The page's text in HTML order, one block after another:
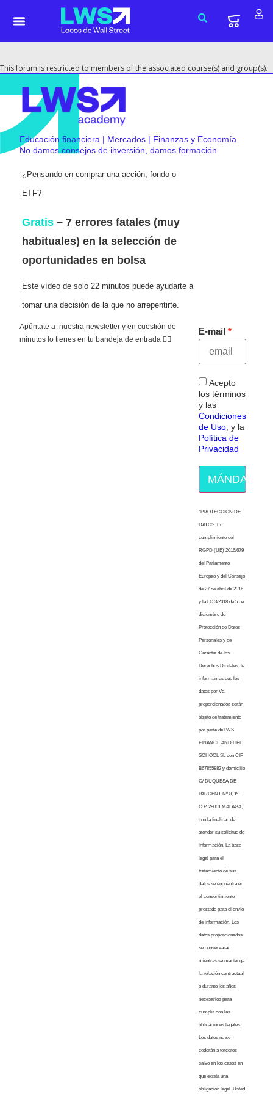
This forum is restricted to members of the associated course(s) and group(s).
Educación financiera | Mercados | Finanzas y Economía
No damos consejos de inversión, damos formación
¿Pensando en comprar una acción, fondo o
ETF?
Gratis – 7 errores fatales (muy
habituales) en la selección de
oportunidades en bolsa
Este vídeo de solo 22 minutos puede ayudarte a
tomar una decisión de la que no arrepentirte.
Apúntate a nuestra newsletter y en cuestión de
minutos lo tienes en tu bandeja de entrada 👇🏻
E-mail
Acepto
los términos
y las
Condiciones
de Uso, y la
Política de
Privacidad
MÁNDAME
“PROTECCION DE
DATOS: En
cumplimiento del
RGPD (UE) 2016/679
del Parlamento
Europeo y del Consejo
de 27 de abril de 2016
y la LO 3/2018 de 5 de
diciembre de
Protección de Datos
Personales y de
Garantía de los
Derechos Digitales, le
informamos que los
datos por Vd.
proporcionados serán
objeto de tratamiento
por parte de LWS
FINANCE AND LIFE
SCHOOL SL con CIF
B67855882 y domicilio
C/ DUQUESA DE
PARCENT Nº 8, 1º,
C.P. 29001 MALAGA,
con la finalidad de
atender su solicitud de
información. La base
legal para el
tratamiento de sus
datos se encuentra en
el consentimiento
prestado para el envío
de información. Los
datos proporcionados
se conservarán
mientras se mantenga
la relación contractual
o durante los años
necesarios para
cumplir con las
obligaciones legales.
Los datos no se
cederán a terceros
salvo en los casos en
que exista una
obligación legal. Usted